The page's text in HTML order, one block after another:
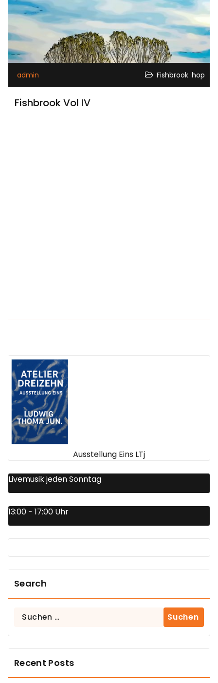
admin Fishbrook hop
Fishbrook Vol IV
Ausstellung Eins LTj
Livemusik jeden Sonntag
13:00 - 17:00 Uhr
Search
Suchen
Recent Posts